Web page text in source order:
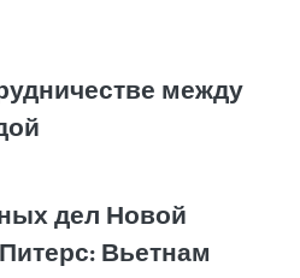
между
дел Новой
Вьетнам